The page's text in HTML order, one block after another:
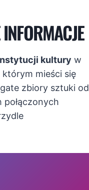
kultury w
którym mieści się
zbiory sztuki od